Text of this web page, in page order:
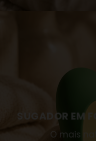
SUGADOR EM
O mais